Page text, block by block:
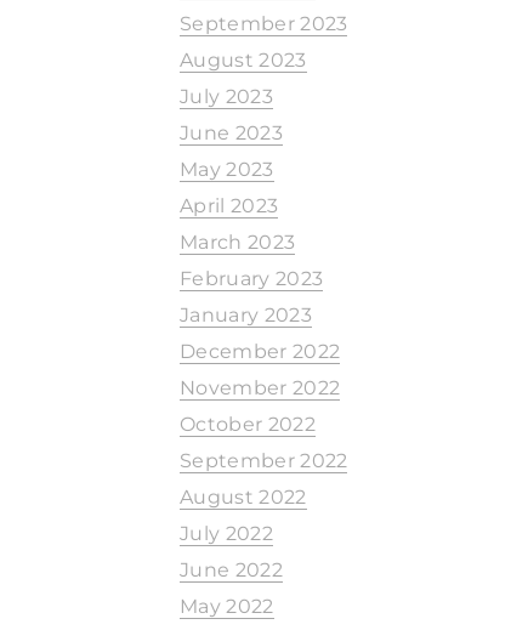
September 2023
August 2023
July 2023
June 2023
May 2023
April 2023
March 2023
February 2023
January 2023
December 2022
November 2022
October 2022
September 2022
August 2022
July 2022
June 2022
May 2022